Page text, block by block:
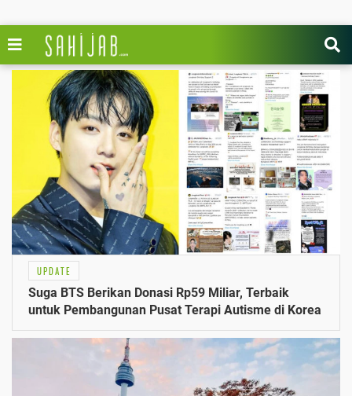
UPDATE
Suga BTS Berikan Donasi Rp59 Miliar, Terbaik
untuk Pembangunan Pusat Terapi Autisme di Korea